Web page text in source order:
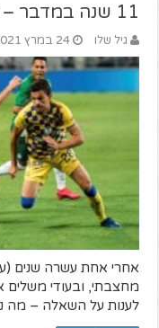
11 שנה במדבר – מה נשתנה?
גיל שלו 24 במרץ 2021
מחצבתי, ובעודי משלים
לענות על השאלה – מה